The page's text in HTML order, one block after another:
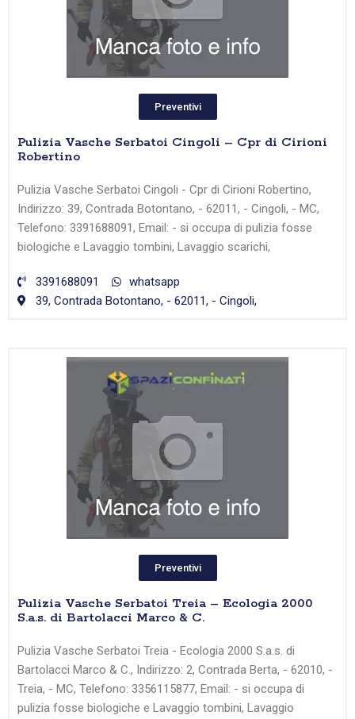
Preventivi
Pulizia Vasche Serbatoi Cingoli – Cpr di Cirioni
Robertino
Pulizia Vasche Serbatoi Cingoli - Cpr di Cirioni Robertino,
Indirizzo: 39, Contrada Botontano, - 62011, - Cingoli, - MC,
Telefono: 3391688091, Email: - si occupa di pulizia fosse
biologiche e Lavaggio tombini, Lavaggio scarichi,
3391688091
whatsapp
39, Contrada Botontano, - 62011, - Cingoli,
Preventivi
Pulizia Vasche Serbatoi Treia – Ecologia 2000
S.a.s. di Bartolacci Marco & C.
Pulizia Vasche Serbatoi Treia - Ecologia 2000 S.a.s. di
Bartolacci Marco & C., Indirizzo: 2, Contrada Berta, - 62010, -
Treia, - MC, Telefono: 3356115877, Email: - si occupa di
pulizia fosse biologiche e Lavaggio tombini, Lavaggio